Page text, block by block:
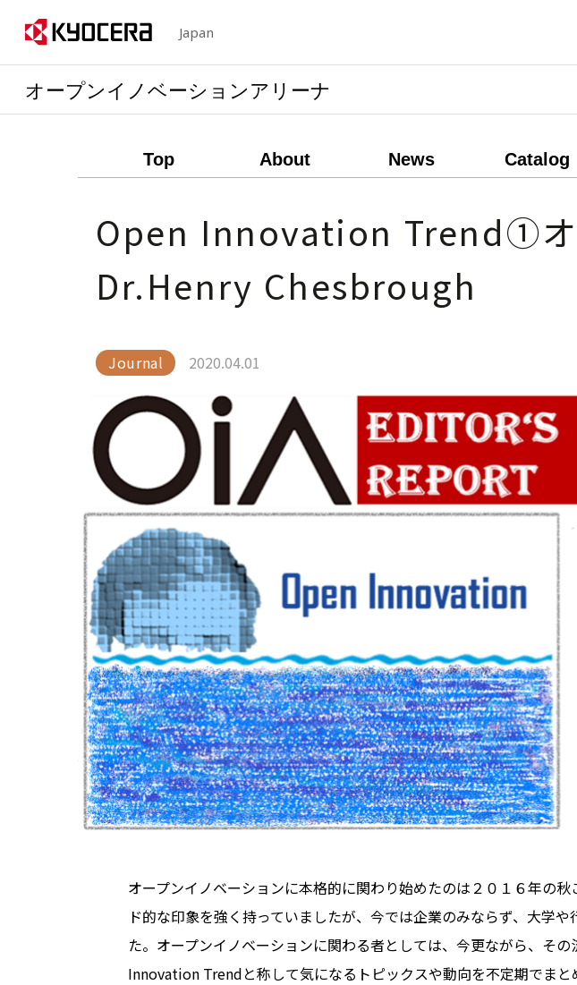
Japan
オープンイノベーションアリーナ
Top About News Catalog
Open Innovation Trend①
Dr.Henry Chesbrough
Journal 2020.04.01
オープンイノベーションに本格的に関わり始めたのは２０１６年の
ド的な印象を強く持っていましたが、今では企業のみならず、大学
た。オープンイノベーションに関わる者としては、今更ながら、そ
Innovation Trendと称して気になるトピックスや動向を不定期でまと